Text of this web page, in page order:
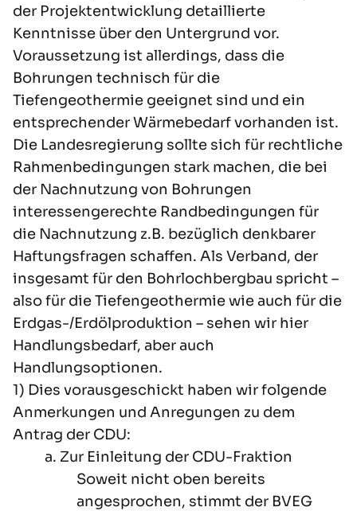
der Projektentwicklung detaillierte
Kenntnisse über den Untergrund vor.
Voraussetzung ist allerdings, dass die
Bohrungen technisch für die
Tiefengeothermie geeignet sind und ein
entsprechender Wärmebedarf vorhanden ist.
Die Landesregierung sollte sich für rechtliche
Rahmenbedingungen stark machen, die bei
der Nachnutzung von Bohrungen
interessengerechte Randbedingungen für
die Nachnutzung z.B. bezüglich denkbarer
Haftungsfragen schaffen. Als Verband, der
insgesamt für den Bohrlochbergbau spricht –
also für die Tiefengeothermie wie auch für die
Erdgas-/Erdölproduktion – sehen wir hier
Handlungsbedarf, aber auch
Handlungsoptionen.
1) Dies vorausgeschickt haben wir folgende
Anmerkungen und Anregungen zu dem
Antrag der CDU:
a. Zur Einleitung der CDU-Fraktion
Soweit nicht oben bereits
angesprochen, stimmt der BVEG